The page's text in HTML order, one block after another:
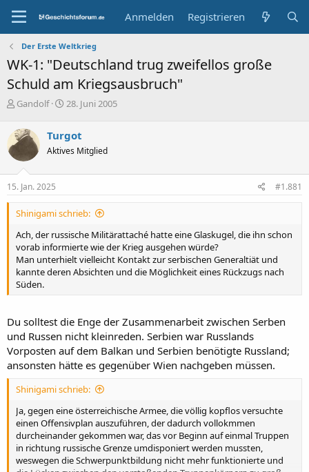
Anmelden Registrieren
Der Erste Weltkrieg
WK-1: "Deutschland trug zweifellos große
Schuld am Kriegsausbruch"
E
s
t
l
l
e
Gandolf
E
t
e
l
m
28. Juni 2005
Turgot
Aktives Mitglied
15. Jan. 2025 #1.881
Shinigami schrieb:
Ach, der russische Militärattaché hatte eine Glaskugel, die ihn schon
vorab informierte wie der Krieg ausgehen würde?
Man unterhielt vielleicht Kontakt zur serbischen Generaltiät und
kannte deren Absichten und die Möglichkeit eines Rückzugs nach
Süden.
Du solltest die Enge der Zusammenarbeit zwischen Serben
und Russen nicht kleinreden. Serbien war Russlands
Vorposten auf dem Balkan und Serbien benötigte Russland;
ansonsten hätte es gegenüber Wien nachgeben müssen.
Shinigami schrieb:
Ja, gegen eine österreichische Armee, die völlig kopflos versuchte
einen Offensivplan auszuführen, der dadurch vollokmmen
durcheinander gekommen war, das vor Beginn auf einmal Truppen
in richtung russische Grenze umdisponiert werden mussten,
weswegen die Schwerpunktbildung nicht mehr funktionierte und